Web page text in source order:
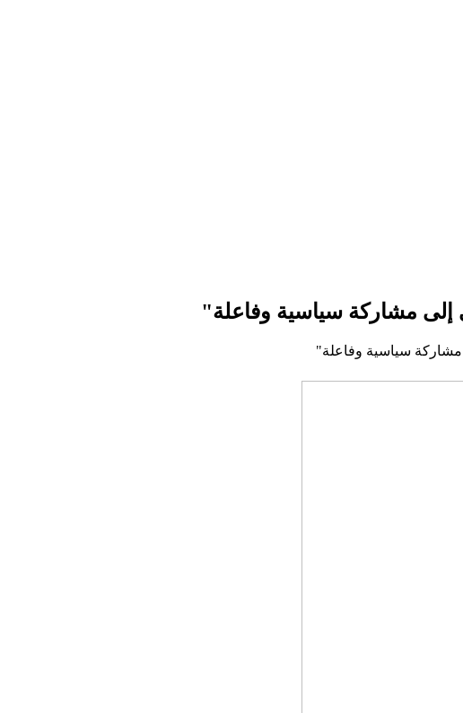
إلى مشاركة سياسية وفاعلة"
مشاركة سياسية وفاعلة"